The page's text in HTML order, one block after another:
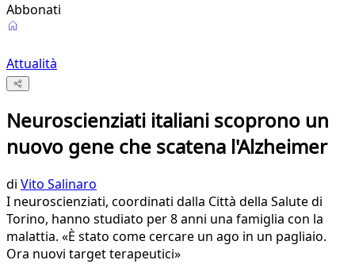
Abbonati
Attualità
Neuroscienziati italiani scoprono un
nuovo gene che scatena l'Alzheimer
di Vito Salinaro
I neuroscienziati, coordinati dalla Città della Salute di
Torino, hanno studiato per 8 anni una famiglia con la
malattia. «È stato come cercare un ago in un pagliaio.
Ora nuovi target terapeutici»